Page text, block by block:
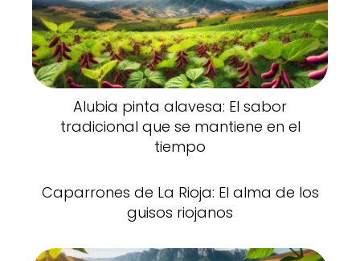
Alubia pinta alavesa: El sabor
tradicional que se mantiene en el
tiempo
Caparrones de La Rioja: El alma de los
guisos riojanos